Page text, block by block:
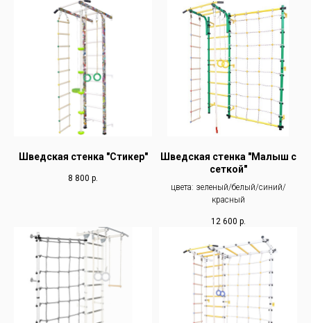
Шведская стенка "Стикер"
8 800 р.
Шведская стенка "Малыш с
сеткой"
цвета: зеленый/белый/синий/
красный
12 600 р.